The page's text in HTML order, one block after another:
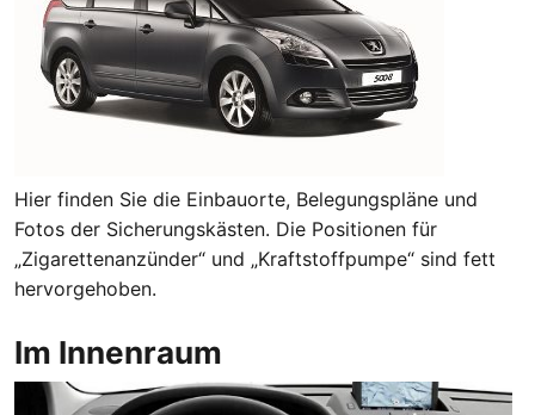
Hier finden Sie die Einbauorte, Belegungspläne und
Fotos der Sicherungskästen. Die Positionen für
„Zigarettenanzünder“ und „Kraftstoffpumpe“ sind fett
hervorgehoben.
Im Innenraum